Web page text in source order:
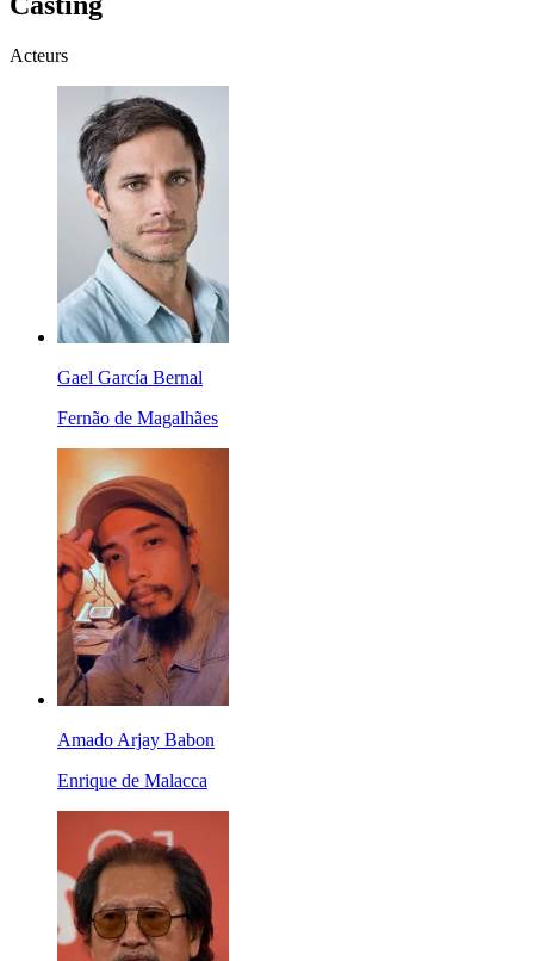
Acteurs
Gael García Bernal
Fernão de Magalhães
Amado Arjay Babon
Enrique de Malacca